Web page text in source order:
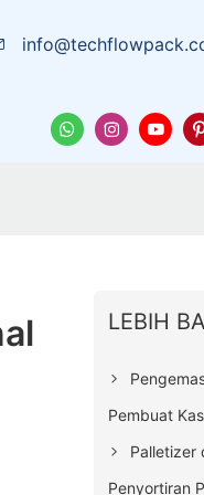
Tentang Kami
LEBIH
Pembuat
Palletizer
Penyortiran